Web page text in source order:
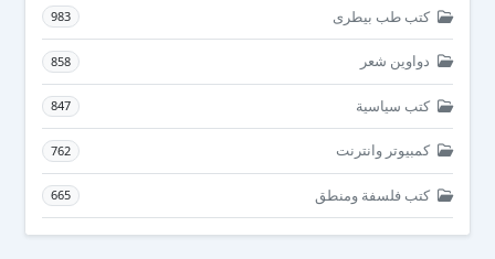
كتب طب بيطرى 983
دواوين شعر 858
كتب سياسية 847
كمبيوتر وانترنت 762
كتب فلسفة ومنطق 665